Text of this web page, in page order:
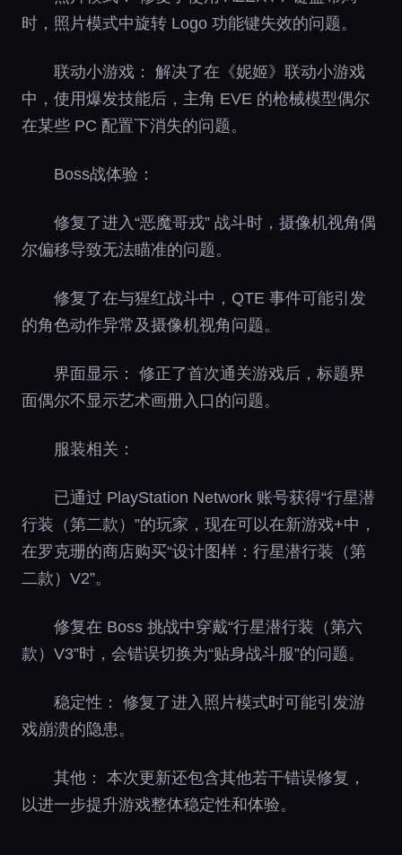
时，照片模式中旋转 Logo 功能键失效的问题。
联动小游戏： 解决了在《妮姬》联动小游戏
中，使用爆发技能后，主角 EVE 的枪械模型偶尔
在某些 PC 配置下消失的问题。
Boss战体验：
修复了进入“恶魔哥戎” 战斗时，摄像机视角偶
尔偏移导致无法瞄准的问题。
修复了在与猩红战斗中，QTE 事件可能引发
的角色动作异常及摄像机视角问题。
界面显示： 修正了首次通关游戏后，标题界
面偶尔不显示艺术画册入口的问题。
服装相关：
已通过 PlayStation Network 账号获得“行星潜
行装（第二款）”的玩家，现在可以在新游戏+中，
在罗克珊的商店购买“设计图样：行星潜行装（第
二款）V2”。
修复在 Boss 挑战中穿戴“行星潜行装（第六
款）V3”时，会错误切换为“贴身战斗服”的问题。
稳定性： 修复了进入照片模式时可能引发游
戏崩溃的隐患。
其他： 本次更新还包含其他若干错误修复，
以进一步提升游戏整体稳定性和体验。